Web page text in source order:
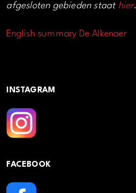
afgesloten gebieden staat hier.
English summary De Alkenaer
INSTAGRAM
FACEBOOK